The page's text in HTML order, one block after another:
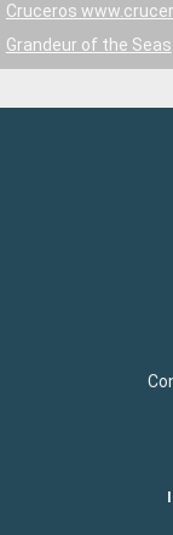
Cruceros
Grandeur of the Seas